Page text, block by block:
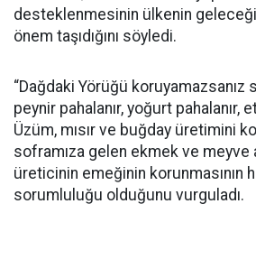
desteklenmesinin ülkenin geleceği
önem taşıdığını söyledi.
“Dağdaki Yörüğü koruyamazsanız
peynir pahalanır, yoğurt pahalanır,
Üzüm, mısır ve buğday üretimini
soframıza gelen ekmek ve meyve
üreticinin emeğinin korunmasının
sorumluluğu olduğunu vurguladı.